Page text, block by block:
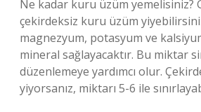
Ne kadar kuru üzüm yemelisiniz?
çekirdeksiz kuru üzüm
magnezyum, potasyum ve
mineral sağlayacaktır. Bu miktar
düzenlemeye yardımcı olur.
yiyorsanız, miktarı 5-6 ile